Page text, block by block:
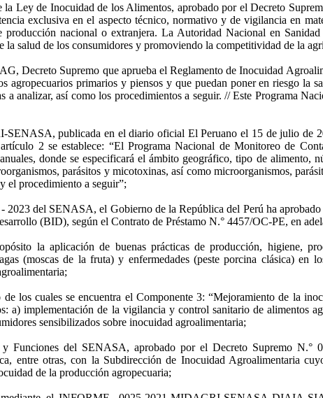
Ley de Inocuidad de los Alimentos, aprobado por el Decreto
exclusiva en el aspecto técnico, normativo y de vigilancia en
nacional o extranjera. La Autoridad Nacional en
salud de los consumidores y promoviendo la competitividad de la
Decreto Supremo que aprueba el Reglamento de Inocuidad
agropecuarios primarios y piensos y que puedan poner en riesgo la
a analizar, así como los procedimientos a seguir. // Este Programa
publicada en el diario oficial El Peruano el 15 de julio de
2 se establece: “El Programa Nacional de Monitoreo de
donde se especificará el ámbito geográfico, tipo de alimento,
parásitos y micotoxinas, así como microorganismos,
el procedimiento a seguir”;
2023 del SENASA, el Gobierno de la República del Perú ha
(BID), según el Contrato de Préstamo N.° 4457/OC-PE, en
la aplicación de buenas prácticas de producción, higiene,
(moscas de la fruta) y enfermedades (peste porcina clásica) en
los cuales se encuentra el Componente 3: “Mejoramiento de la
a) implementación de la vigilancia y control sanitario de alimentos
sensibilizados sobre inocuidad agroalimentaria;
Funciones del SENASA, aprobado por el Decreto Supremo N.°
entre otras, con la Subdirección de Inocuidad Agroalimentaria
de la producción agropecuaria;